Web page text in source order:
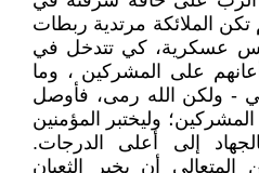
تكن الملائكة مرتدية ربطات
عسكرية، كي تتدخل في
على المشركين ، وما
- ولكن الله رمى، فأوصل
وليختبر المؤمنين
إلى أعلى الدرجات.
أن يخبر الثعبان